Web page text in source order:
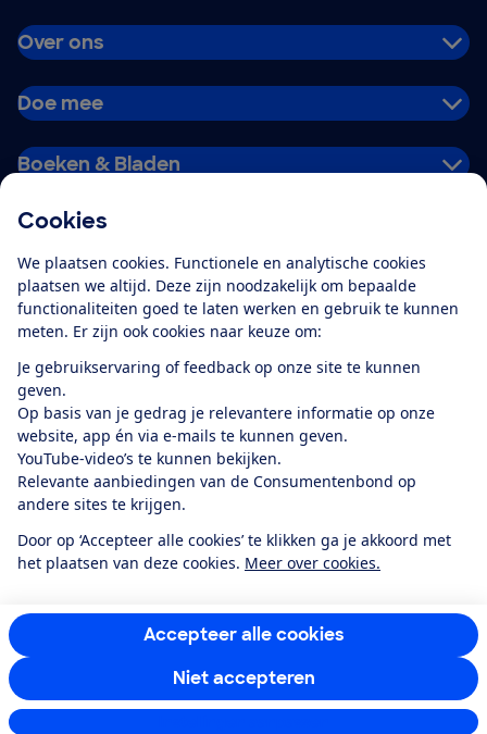
Cookies
We plaatsen cookies. Functionele en analytische cookies
plaatsen we altijd. Deze zijn noodzakelijk om bepaalde
functionaliteiten goed te laten werken en gebruik te kunnen
meten. Er zijn ook cookies naar keuze om:
Je gebruikservaring of feedback op onze site te kunnen
geven.
Op basis van je gedrag je relevantere informatie op onze
website, app én via e-mails te kunnen geven.
YouTube-video’s te kunnen bekijken.
Relevante aanbiedingen van de Consumentenbond op
andere sites te krijgen.
Door op ‘Accepteer alle cookies’ te klikken ga je akkoord met
het plaatsen van deze cookies. Meer over cookies.
Accepteer alle cookies
Niet accepteren
Over ons
Doe mee
Boeken & Bladen
Alles over de
app
Algemene Voorwaarden
Privacyverklaring
Cookiebeleid
Privacyvoorkeuren
Toegankelijkheid
RSS-feed nieuws
Facebook
TwitterInstagram
YoutubeLinkedIn
12.901consumentenbeoordelen de Consumentenbondmet gemiddeld